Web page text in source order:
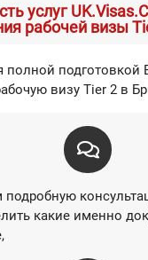
услуг
рабочей визы
подготовкой
визу Tier 2 в
какие именно